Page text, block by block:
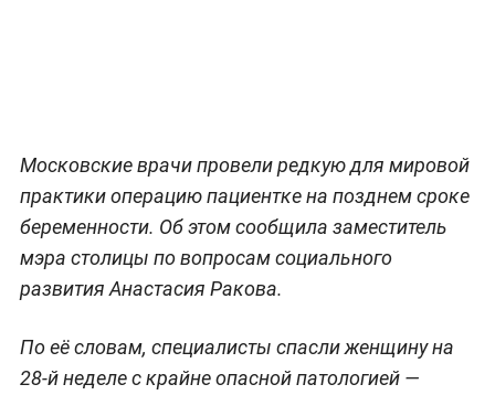
Московские врачи провели редкую для мировой
практики операцию пациентке на позднем сроке
беременности. Об этом сообщила заместитель
мэра столицы по вопросам социального
развития Анастасия Ракова.
По её словам, специалисты спасли женщину на
28-й неделе с крайне опасной патологией —